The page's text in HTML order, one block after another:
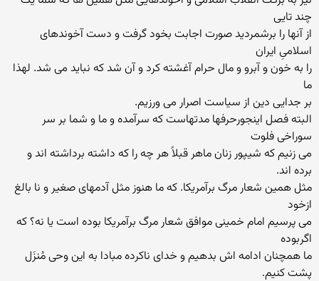
چند تایی
از آنها را برشمردید صورت اجابت بخود گرفت و دست آخوندهای
اسلامیِ ایران
را به خون و آبرو و مال حرام آغشته کرد و آن شد که نباید می شد. لهذا
ما
بر جدایی دین از سیاست اصرار می ورزیم.
البته فصل اینجورحرفها مدتهاست که سرآمده و ما و شما بر سر
سوراخی فلوت
می زنیم که شیپور زنان ماهر قبلاً هر چه را که داشته برداشته اند و
برده اند.
مثل همین شعار مرگ برآمریکا. که ما هنوز مثل آدمهای صغیر و نا بالغ
ازخود
می پرسیم امام خمینی موافق شعار مرگ برآمریکا بوده است یا نه؟ که
اگربوده
ما همچنان ادامه اش بدهیم و خدای ناکرده مبادا به این وحی مُنزَل
پشت کنیم.